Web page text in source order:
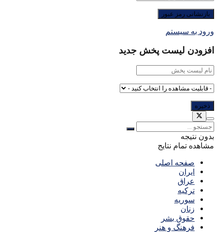
ورود به سیستم
افزودن لیست پخش جدید
بدون نتیجه
مشاهده تمام نتایج
صفحه اصلی
ایران
عراق
ترکیه
سوریه
زنان
حقوق بشر
فرهنگ و هنر